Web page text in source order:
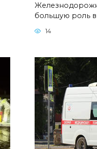
большую роль
14